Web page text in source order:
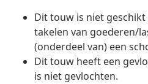
Dit touw is niet
takelen van goederen/
(onderdeel van) een
Dit touw heeft een
is niet gevlochten.